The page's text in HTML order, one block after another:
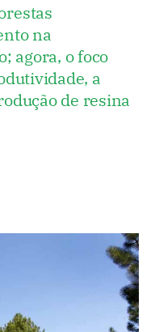
na
agora, o foco
a
de resina